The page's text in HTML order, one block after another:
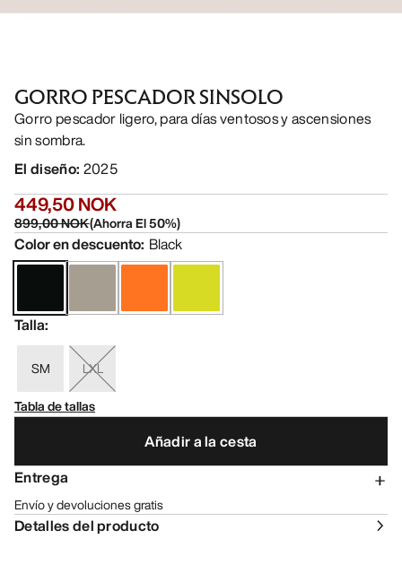
GORRO PESCADOR SINSOLO
Gorro pescador ligero, para días ventosos y ascensiones
sin sombra.
El diseño: 2025
449,50 NOK
899,00 NOK(Ahorra El50%)
Color en descuento: Black
Talla:
SM
LXL
Tabla de tallas
Añadir a la cesta
Entrega
Envío y devoluciones gratis
Detalles del producto